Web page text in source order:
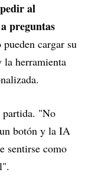
al
preguntas
cargar su
herramienta
partida. "No
botón y la IA
sentirse como